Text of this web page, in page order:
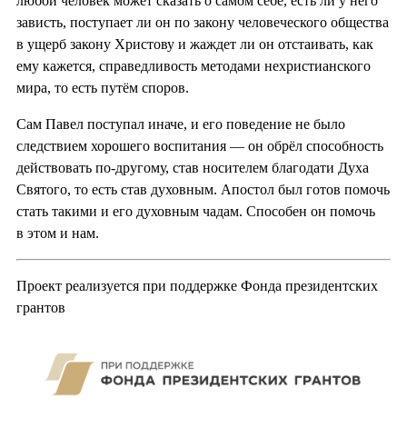
зависть, поступает ли он по закону человеческого общества
в ущерб закону Христову и жаждет ли он отстаивать, как
ему кажется, справедливость методами нехристианского
мира, то есть путём споров.
Сам Павел поступал иначе, и его поведение не было
следствием хорошего воспитания — он обрёл способность
действовать по-другому, став носителем благодати Духа
Святого, то есть став духовным. Апостол был готов помочь
стать такими и его духовным чадам. Способен он помочь
в этом и нам.
Проект реализуется при поддержке Фонда президентских
грантов